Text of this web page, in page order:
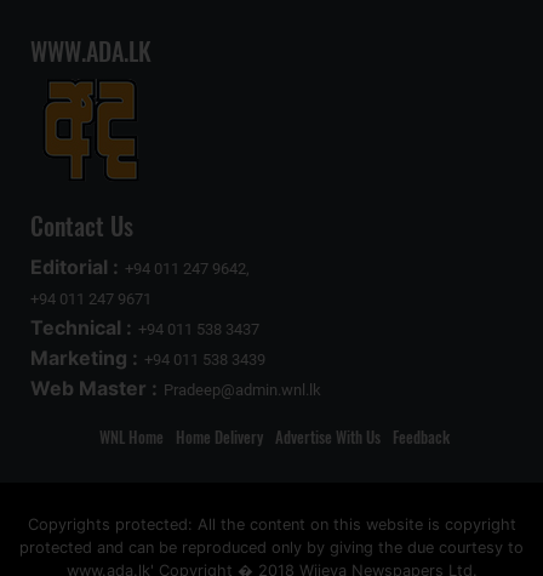
WWW.ADA.LK
Contact Us
Editorial : +94 011 247 9642,
+94 011 247 9671
Technical : +94 011 538 3437
Marketing : +94 011 538 3439
Web Master : Pradeep@admin.wnl.lk
WNL Home Home Delivery Advertise With Us Feedback
Copyrights protected: All the content on this website is copyright
protected and can be reproduced only by giving the due courtesy to
www.ada.lk' Copyright � 2018 Wijeya Newspapers Ltd.